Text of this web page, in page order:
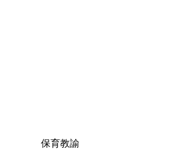
保育教諭